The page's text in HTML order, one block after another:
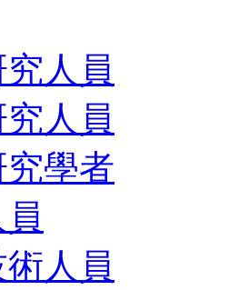
人員
人員
學者
人員